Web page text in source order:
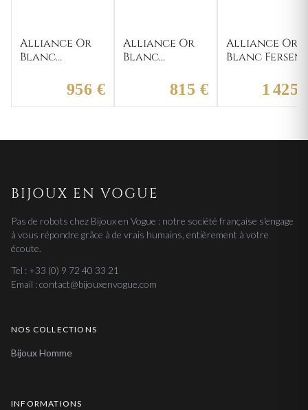
Alliance Or
Blanc
956 €
Alliance Or
Blanc
815 €
Alliance Or
Blanc Fersen
1 425
BIJOUX EN VOGUE
Pas de robots chez Bijoux en Vogue : notre société française s'engage
à vous répondre grâce à de vrais humains, entièrement à votre
écoute.
Tel : +33 (0) 9 72 40 33 21
Email : contact@bijouxenvogue.com
NOS COLLECTIONS
Bijoux Homme
INFORMATIONS